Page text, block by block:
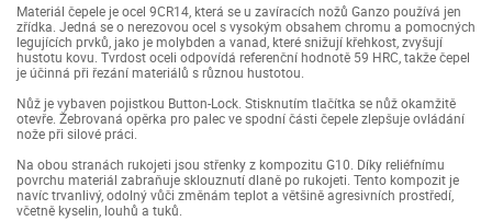
Materiál čepele je ocel 9CR14, která se u zavíracích nožů Ganzo používá jen
zřídka. Jedná se o nerezovou ocel s vysokým obsahem chromu a pomocných
legujících prvků, jako je molybden a vanad, které snižují křehkost, zvyšují
hustotu kovu. Tvrdost oceli odpovídá referenční hodnotě 59 HRC, takže čepel
je účinná při řezání materiálů s různou hustotou.
Nůž je vybaven pojistkou Button-Lock. Stisknutím tlačítka se nůž okamžitě
otevře. Žebrovaná opěrka pro palec ve spodní části čepele zlepšuje ovládání
nože při silové práci.
Na obou stranách rukojeti jsou střenky z kompozitu G10. Díky reliéfnímu
povrchu materiál zabraňuje sklouznutí dlaně po rukojeti. Tento kompozit je
navíc trvanlivý, odolný vůči změnám teplot a většině agresivních prostředí,
včetně kyselin, louhů a tuků.